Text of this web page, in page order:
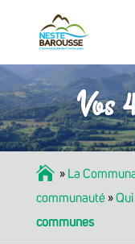
Vos
Accueil » La
communauté»
communes